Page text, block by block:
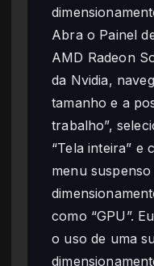
Abra o Painel
AMD Radeon
da Nvidia,
tamanho e a
trabalho”,
“Tela inteira” e
menu
como “GPU”.
o uso de uma